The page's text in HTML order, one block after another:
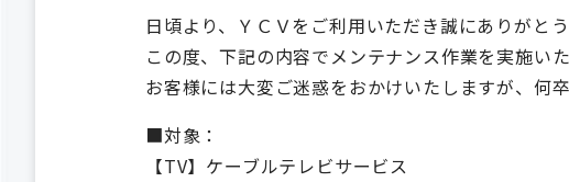
日頃より、ＹＣＶをご利用いただき誠にありがとう
この度、下記の内容でメンテナンス作業を実施いた
お客様には大変ご迷惑をおかけいたしますが、何
■対象：
【TV】ケーブルテレビサービス